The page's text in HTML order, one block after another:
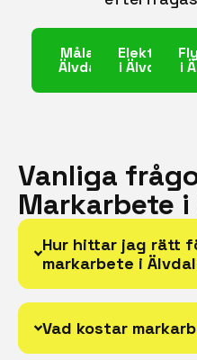
Målare i
Älvdalen
Elektriker
i Älvdaleni
Vanliga
Markarbete i
Hur hittar jag rätt
markarbete i
Vad kostar